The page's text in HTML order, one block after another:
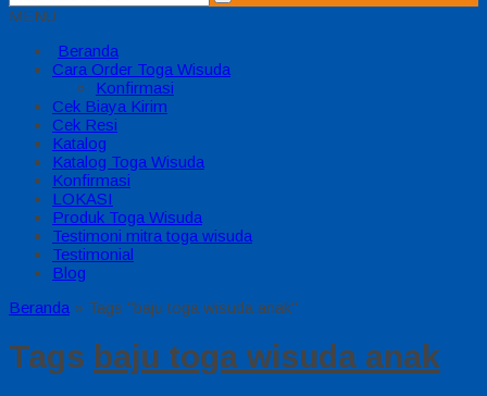
MENU
Beranda
Cara Order Toga Wisuda
Konfirmasi
Cek Biaya Kirim
Cek Resi
Katalog
Katalog Toga Wisuda
Konfirmasi
LOKASI
Produk Toga Wisuda
Testimoni mitra toga wisuda
Testimonial
Blog
Beranda » Tags "baju toga wisuda anak"
Tags baju toga wisuda anak